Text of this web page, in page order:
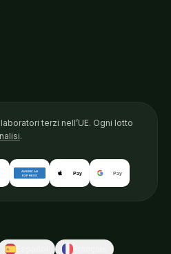
terzi nell’UE. Ogni lotto
.
AMERICAN
EXPRESS Pay Pay